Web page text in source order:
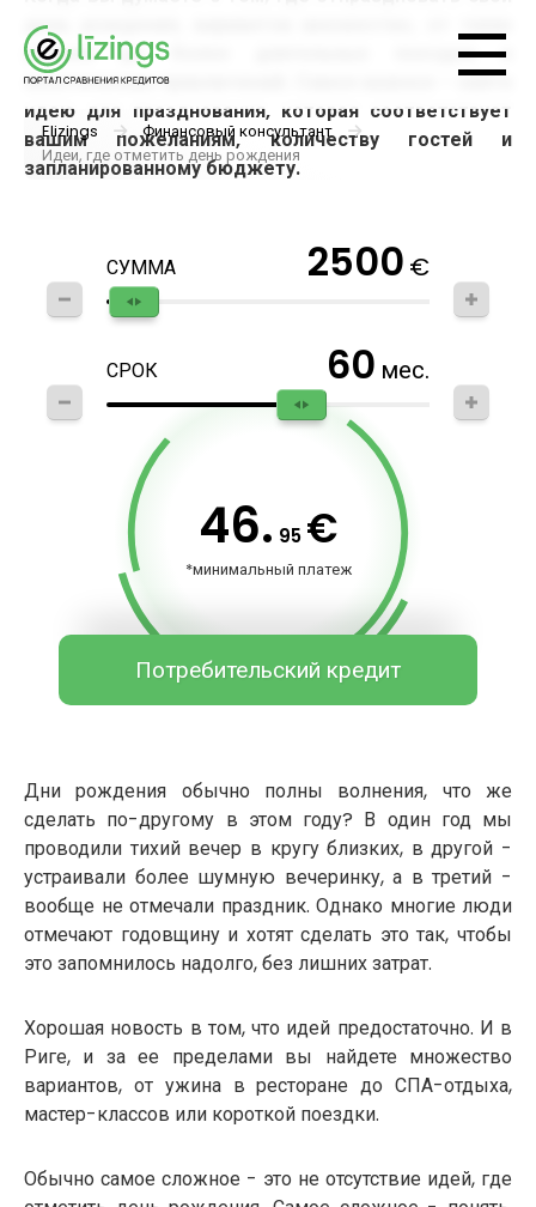
Elizings
Финансовый консультант
Идеи, где отметить день рождения
день рождения, вариантов множество, от тихих
ужинов до более длительных поездок и
экзотических приключений. Самое важное - найти
идею для празднования, которая соответствует
вашим пожеланиям, количеству гостей и
запланированному бюджету.
СУММА 2500 €
СРОК 60 мес.
46. 95 €
*минимальный платеж
Потребительский кредит
Дни рождения обычно полны волнения, что же
сделать по-другому в этом году? В один год мы
проводили тихий вечер в кругу близких, в другой -
устраивали более шумную вечеринку, а в третий -
вообще не отмечали праздник. Однако многие люди
отмечают годовщину и хотят сделать это так, чтобы
это запомнилось надолго, без лишних затрат.
Хорошая новость в том, что идей предостаточно. И в
Риге, и за ее пределами вы найдете множество
вариантов, от ужина в ресторане до СПА-отдыха,
мастер-классов или короткой поездки.
Обычно самое сложное - это не отсутствие идей, где